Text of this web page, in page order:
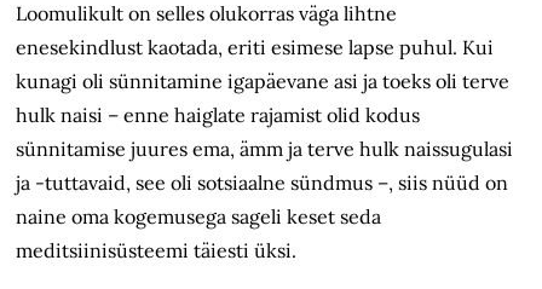
Loomulikult on selles olu­korras väga lihtne
enesekindlust kaotada, eriti esimese lapse puhul. Kui
kunagi oli sünnitamine igapäevane asi ja toeks oli terve
hulk naisi – enne haiglate rajamist olid kodus
sünnitamise juures ema, ämm ja terve hulk naissugulasi
ja -tuttavaid, see oli sotsiaalne sündmus –, siis nüüd on
naine oma kogemusega sageli keset seda
meditsiinisüsteemi täiesti üksi.